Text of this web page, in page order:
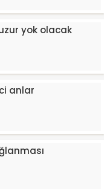
yok olacak
anlar